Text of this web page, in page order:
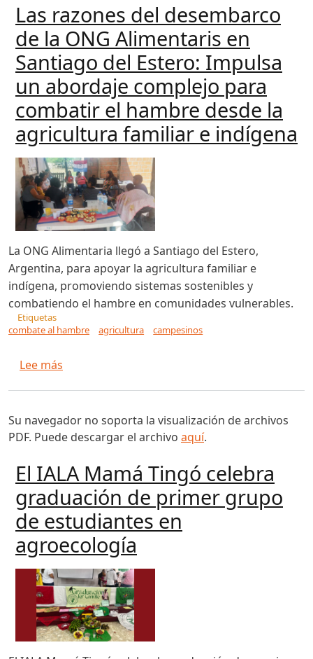
Las razones del desembarco
de la ONG Alimentaris en
Santiago del Estero: Impulsa
un abordaje complejo para
combatir el hambre desde la
agricultura familiar e indígena
La ONG Alimentaria llegó a Santiago del Estero,
Argentina, para apoyar la agricultura familiar e
indígena, promoviendo sistemas sostenibles y
combatiendo el hambre en comunidades vulnerables.
Etiquetas
combate al hambre
agricultura campesinos
Lee más
Su navegador no soporta la visualización de archivos
PDF. Puede descargar el archivo aquí.
El IALA Mamá Tingó celebra
graduación de primer grupo
de estudiantes en
agroecología